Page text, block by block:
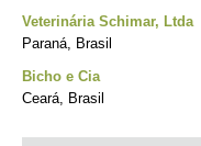
Veterinária Schimar, Ltda
Paraná, Brasil
Bicho e Cia
Ceará, Brasil